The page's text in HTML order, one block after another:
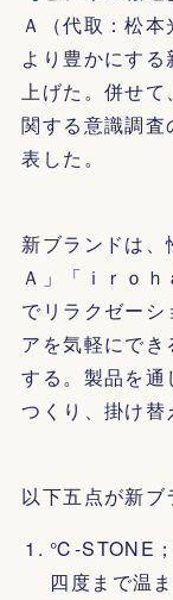
Ａ（代取：松
より豊かにす
上げた。併せ
関する意識調
表した。
新ブランドは、
Ａ」「ｉｒｏ
でリラクゼー
アを気軽にで
する。製品を
つくり、掛け替
以下五点が新ブ
℃-STONE；
四度まで温